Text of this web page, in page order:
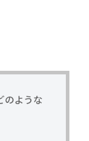
のような